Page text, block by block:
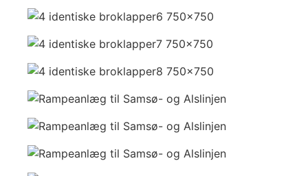
Passagerlandgang, Stena Line Grenaa
Øvre klap til bilrampe, Odden Færgehavn
Nødleje, Odden Færgehavn
Operapavillonen, København
Passagerlandgang, Kalundborg
Passagerlandgang, Rødby
Industritekniske anlæg
Udvidelse af produktionslinje
Inddamperanlæg DDGF